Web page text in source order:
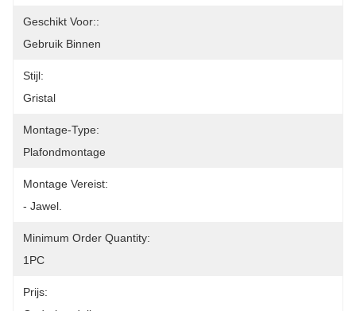
Geschikt Voor::
Gebruik Binnen
Stijl:
Gristal
Montage-Type:
Plafondmontage
Montage Vereist:
- Jawel.
Minimum Order Quantity:
1PC
Prijs: